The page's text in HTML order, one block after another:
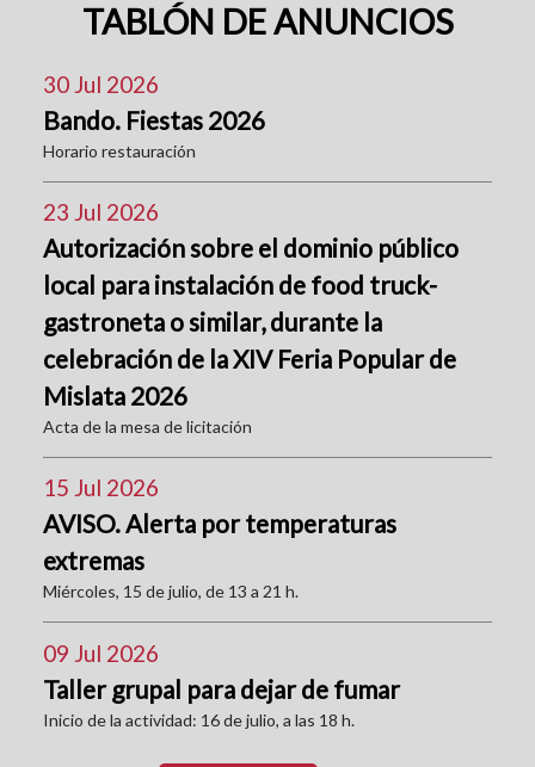
TABLÓN DE ANUNCIOS
30 Jul 2026
Bando. Fiestas 2026
Horario restauración
23 Jul 2026
Autorización sobre el dominio público
local para instalación de food truck-
gastroneta o similar, durante la
celebración de la XIV Feria Popular de
Mislata 2026
Acta de la mesa de licitación
15 Jul 2026
AVISO. Alerta por temperaturas
extremas
Miércoles, 15 de julio, de 13 a 21 h.
09 Jul 2026
Taller grupal para dejar de fumar
Inicio de la actividad: 16 de julio, a las 18 h.